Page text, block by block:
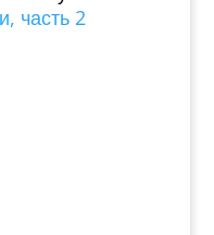
часть 2